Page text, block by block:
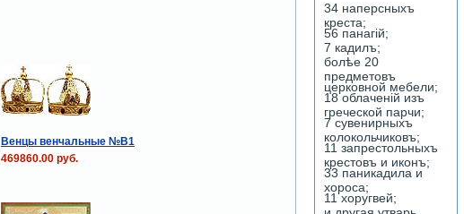
Венцы венчальные №B1
469860.00 руб.
34 наперсныхъ
креста;
56 панагiй;
7 кадилъ;
болѣе 20
предметовъ
церковной мебели;
18 облаченiй изъ
греческой парчи;
7 сувенирныхъ
колокольчиковъ;
11 запрестольныхъ
крестовъ и иконъ;
33 паникадила и
хороса;
11 хоругвей;